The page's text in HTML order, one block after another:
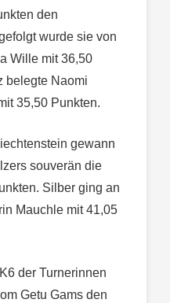
den
wurde sie von
Wille mit 36,50
belegte Naomi
35,50 Punkten.
gewann
souverän die
Silber ging an
Mauchle mit 41,05
der Turnerinnen
Getu Gams den